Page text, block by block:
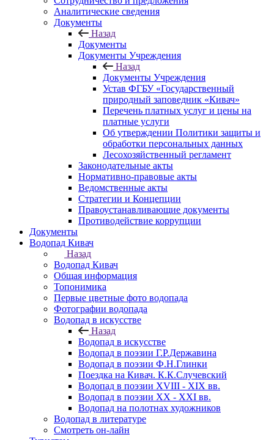
Аналитические сведения
Документы
Назад
Документы
Документы Учреждения
Назад
Документы Учреждения
Устав ФГБУ «Государственный
природный заповедник «Кивач»
Перечень платных услуг и цены на
платные услуги
Об утверждении Политики защиты и
обработки персональных данных
Лесохозяйственный регламент
Законодательные акты
Нормативно-правовые акты
Ведомственные акты
Стратегии и Концепции
Правоустанавливающие документы
Противодействие коррупции
Документы
Водопад Кивач
Назад
Водопад Кивач
Общая информация
Топонимика
Первые цветные фото водопада
Фотографии водопада
Водопад в искусстве
Назад
Водопад в искусстве
Водопад в поэзии Г.Р.Державина
Водопад в поэзии Ф.Н.Глинки
Поездка на Кивач. К.К.Случевский
Водопад в поэзии XVIII - XIX вв.
Водопад в поэзии XX - XXI вв.
Водопад на полотнах художников
Водопад в литературе
Смотреть он-лайн